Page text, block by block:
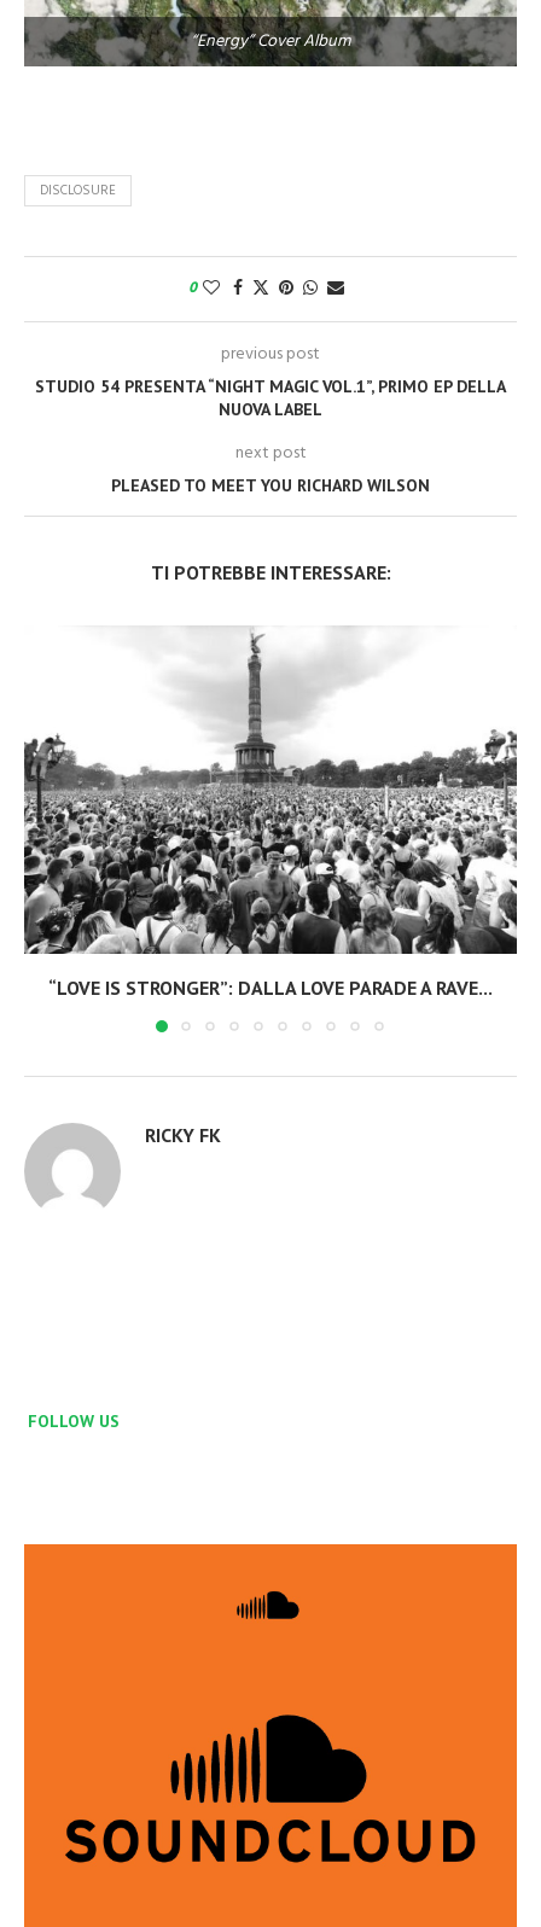
“Energy” Cover Album
DISCLOSURE
0
previous post
STUDIO 54 PRESENTA “NIGHT MAGIC VOL.1”, PRIMO EP DELLA
NUOVA LABEL
next post
PLEASED TO MEET YOU RICHARD WILSON
TI POTREBBE INTERESSARE:
“LOVE IS STRONGER”: DALLA LOVE PARADE A RAVE...
RICKY FK
FOLLOW US